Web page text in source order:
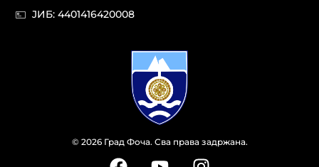
© 2026 Град Фоча. Сва права задржана.
JИБ: 44014164​20008